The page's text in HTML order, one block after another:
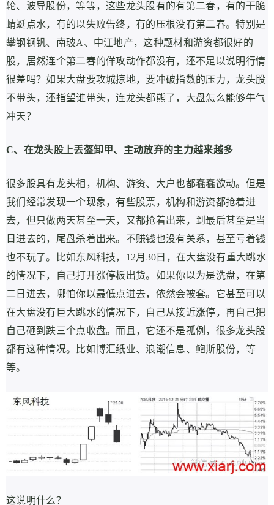
轮、波导股份，等等，这些龙头股有的有第二春，有的干脆
蜻蜓点水，有的以失败告终，有的压根没有第二春。特别是
攀钢钢钒、南玻A、中江地产，这种题材和游资都很好的
股，居然连个第二春的佯攻动作都没有，还不足以说明行情
很差吗？如果大盘要攻城掠地，要冲破指数的压力，龙头股
不带头，还指望谁带头，连龙头都熊了，大盘怎么能够牛气
冲天？
C、在龙头股上丢盔卸甲、 主动放弃的主力越来越多
很多股具有龙头相，机构、游资、大户也都蠢蠢欲动。但是
我们经常发现一个现象，有些股票，机构和游资都抢着进
去，但只做两天甚至一天，又都抢着出来，到最后甚至是当
日进去的，尾盘杀着出来。不赚钱也没有关系，甚至亏着钱
也不玩了。比如东风科技，12月30日，在大盘没有重大跳水
的情况下，自己打开涨停板出货。如果你以为是洗盘，在第
二日进去，哪怕你以最低点进去，依然会被套。它甚至可以
在大盘没有巨大跳水的情况下，自己从接近涨停，再自己把
自己砸到跌三个点收盘。而且，它还不是孤例，很多龙头股
都有这种情况。比如博汇纸业、浪潮信息、鲍斯股份，等
等。
这说明什么？